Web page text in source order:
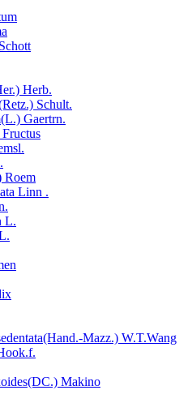
Herb.
Schult.
Gaertrn.
Roem
Linn .
L.
Mazz.) W.T.Wang
Makino